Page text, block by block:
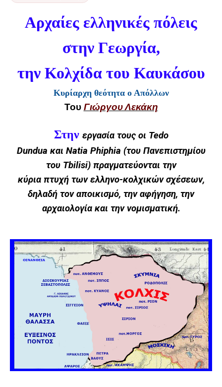
Αρχαίες ελληνικές πόλεις
στην Γεωργία,
την Κολχίδα του Καυκάσου
Κυρίαρχη θεότητα ο Απόλλων
Του Γιώργου Λεκάκη
Στην εργασία τους οι Tedo
Dundua και Natia Phiphia (του Πανεπιστημίου
του Tbilisi) πραγματεύονται την
κύρια πτυχή των ελληνο-κολχικών σχέσεων,
δηλαδή τον αποικισμό, την αφήγηση, την
αρχαιολογία και την νομισματική.